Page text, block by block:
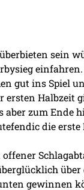
sein
einfahren.
gut ins Spiel
Halbzeit
zum Ende
die erste
über
gewinnen